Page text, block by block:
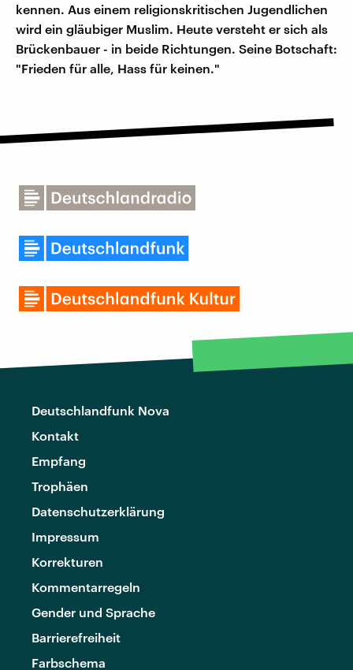
kennen. Aus einem religionskritischen Jugendlichen
wird ein gläubiger Muslim. Heute versteht er sich als
Brückenbauer - in beide Richtungen. Seine Botschaft:
"Frieden für alle, Hass für keinen."
Deutschlandfunk Nova
Kontakt
Empfang
Trophäen
Datenschutzerklärung
Impressum
Korrekturen
Kommentarregeln
Gender und Sprache
Barrierefreiheit
Farbschema